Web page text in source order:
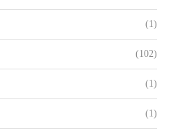
(1)
(102)
(1)
(1)